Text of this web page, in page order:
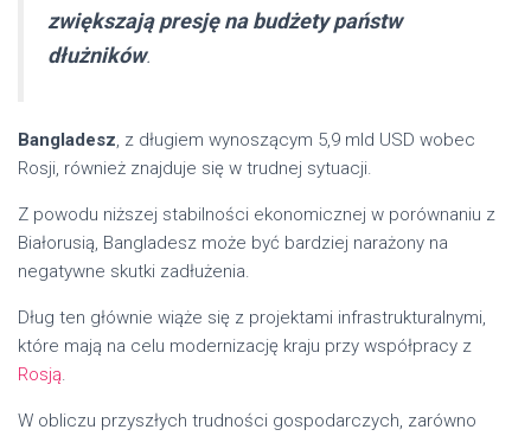
zwiększają presję na budżety państw
dłużników.
Bangladesz, z długiem wynoszącym 5,9 mld USD wobec
Rosji, również znajduje się w trudnej sytuacji.
Z powodu niższej stabilności ekonomicznej w porównaniu z
Białorusią, Bangladesz może być bardziej narażony na
negatywne skutki zadłużenia.
Dług ten głównie wiąże się z projektami infrastrukturalnymi,
które mają na celu modernizację kraju przy współpracy z
Rosją.
W obliczu przyszłych trudności gospodarczych, zarówno